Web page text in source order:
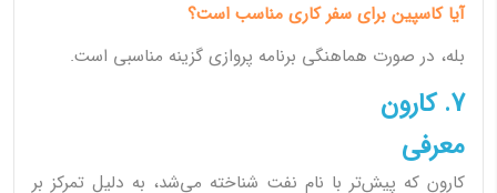
آیا کاسپین برای سفر کاری مناسب است؟
بله، در صورت هماهنگی برنامه پروازی گزینه مناسبی است.
7. کارون
معرفی
کارون که پیش‌تر با نام نفت شناخته می‌شد، به دلیل تمرکز بر